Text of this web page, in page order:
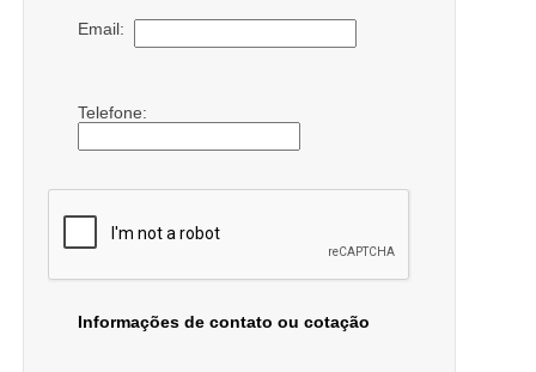
Email:
Telefone:
Informações de contato ou cotação